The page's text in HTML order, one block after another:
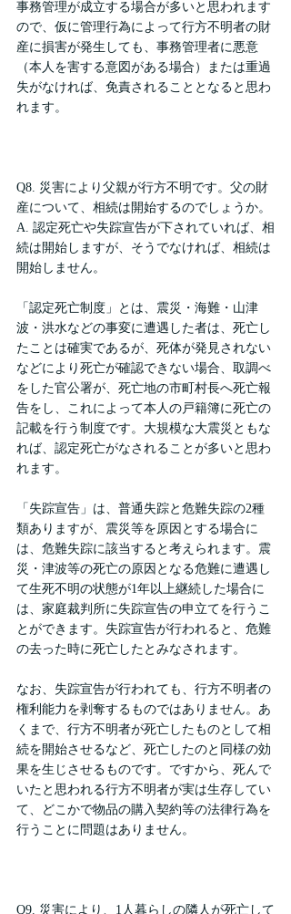
事務管理が成立する場合が多いと思われます
ので、仮に管理行為によって行方不明者の財
産に損害が発生しても、事務管理者に悪意
（本人を害する意図がある場合）または重過
失がなければ、免責されることとなると思わ
れます。
Q8. 災害により父親が行方不明です。父の財
産について、相続は開始するのでしょうか。
A. 認定死亡や失踪宣告が下されていれば、相
続は開始しますが、そうでなければ、相続は
開始しません。
「認定死亡制度」とは、震災・海難・山津
波・洪水などの事変に遭遇した者は、死亡し
たことは確実であるが、死体が発見されない
などにより死亡が確認できない場合、取調べ
をした官公署が、死亡地の市町村長へ死亡報
告をし、これによって本人の戸籍簿に死亡の
記載を行う制度です。大規模な大震災ともな
れば、認定死亡がなされることが多いと思わ
れます。
「失踪宣告」は、普通失踪と危難失踪の2種
類ありますが、震災等を原因とする場合に
は、危難失踪に該当すると考えられます。震
災・津波等の死亡の原因となる危難に遭遇し
て生死不明の状態が1年以上継続した場合に
は、家庭裁判所に失踪宣告の申立てを行うこ
とができます。失踪宣告が行われると、危難
の去った時に死亡したとみなされます。
なお、失踪宣告が行われても、行方不明者の
権利能力を剥奪するものではありません。あ
くまで、行方不明者が死亡したものとして相
続を開始させるなど、死亡したのと同様の効
果を生じさせるものです。ですから、死んで
いたと思われる行方不明者が実は生存してい
て、どこかで物品の購入契約等の法律行為を
行うことに問題はありません。
Q9. 災害により、1人暮らしの隣人が死亡して